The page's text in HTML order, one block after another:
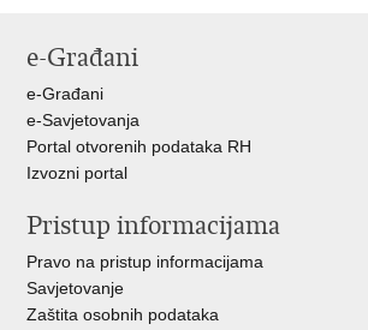
FacebookuTwitteru
e-Građani
e-Građani
e-Savjetovanja
Portal otvorenih podataka RH
Izvozni portal
Pristup informacijama
Pravo na pristup informacijama
Savjetovanje
Zaštita osobnih podataka